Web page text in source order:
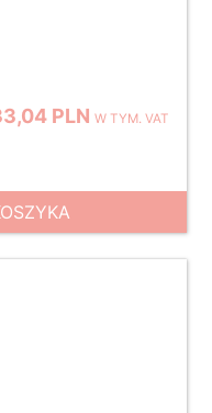
PLNW TYM. VAT